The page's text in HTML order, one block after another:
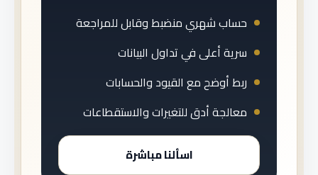
حساب شهري منضبط وقابل للمراجعة
سرية أعلى في تداول البيانات
ربط أوضح مع القيود والحسابات
معالجة أدق للتغيرات والاستقطاعات
اسألنا مباشرة